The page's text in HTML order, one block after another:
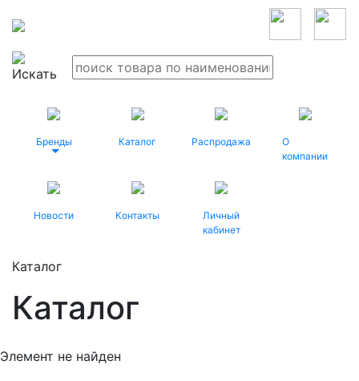
Бренды Каталог Распродажа
О
компании
Новости Контакты
Личный
кабинет
Каталог
Каталог
Элемент не найден